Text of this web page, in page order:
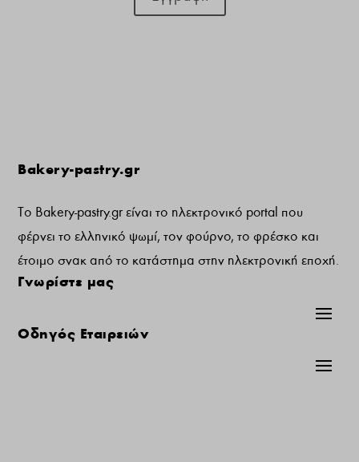
Bakery-pastry.gr
Το Bakery-pastry.gr είναι το ηλεκτρονικό portal που
φέρνει το ελληνικό ψωμί, τον φούρνο, το φρέσκο και
έτοιμο σνακ από το κατάστημα στην ηλεκτρονική εποχή.
Γνωρίστε μας
Οδηγός Εταιρειών